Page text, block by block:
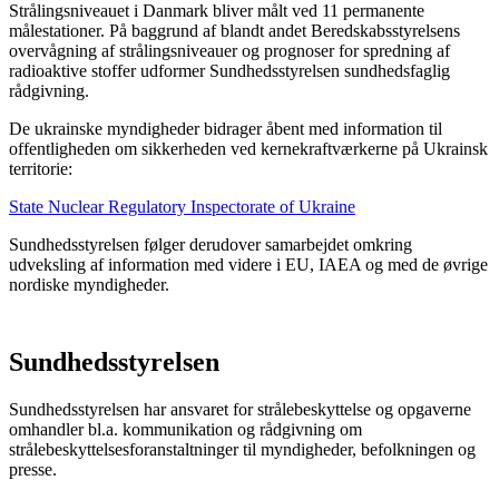
Strålingsniveauet i Danmark bliver målt ved 11 permanente
målestationer. På baggrund af blandt andet Beredskabsstyrelsens
overvågning af strålingsniveauer og prognoser for spredning af
radioaktive stoffer udformer Sundhedsstyrelsen sundhedsfaglig
rådgivning.
De ukrainske myndigheder bidrager åbent med information til
offentligheden om sikkerheden ved kernekraftværkerne på Ukrainsk
territorie:
State Nuclear Regulatory Inspectorate of Ukraine
Sundhedsstyrelsen følger derudover samarbejdet omkring
udveksling af information med videre i EU, IAEA og med de øvrige
nordiske myndigheder.
Sundhedsstyrelsen
Sundhedsstyrelsen har ansvaret for strålebeskyttelse og opgaverne
omhandler bl.a. kommunikation og rådgivning om
strålebeskyttelsesforanstaltninger til myndigheder, befolkningen og
presse.